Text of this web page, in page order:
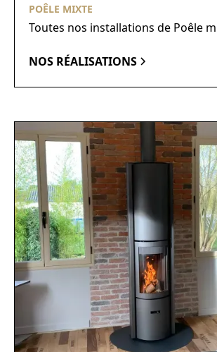
POÊLE MIXTE
Toutes nos installations de Poêle
NOS RÉALISATIONS